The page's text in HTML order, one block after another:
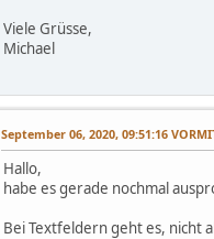
Viele Grüsse,
Michael
September 06, 2020, 09:51:16
Hallo,
habe es gerade nochmal
Bei Textfeldern geht es, nicht